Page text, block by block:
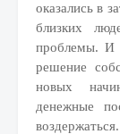
оказались в
близких
проблемы. И
решение
новых
денежные
воздержаться.